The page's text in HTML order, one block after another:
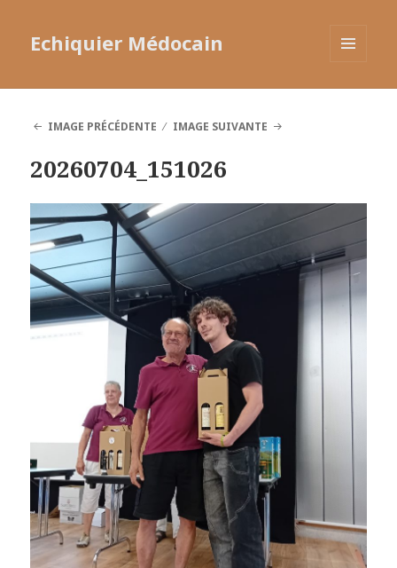
Echiquier Médocain
IMAGE PRÉCÉDENTE
IMAGE SUIVANTE
20260704_151026